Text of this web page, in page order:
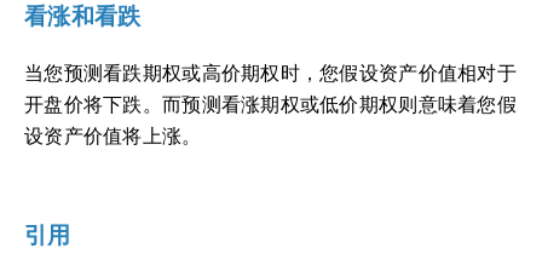
看涨和看跌
当您预测看跌期权或高价期权时，您假设资产价值相对于
开盘价将下跌。而预测看涨期权或低价期权则意味着您假
设资产价值将上涨。
引用